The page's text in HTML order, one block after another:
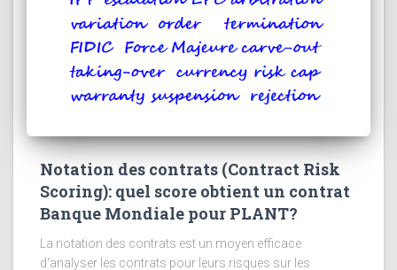
Notation des contrats (Contract Risk
Scoring): quel score obtient un contrat
Banque Mondiale pour PLANT?
La notation des contrats est un moyen efficace
d'analyser les contrats pour leurs risques sur les